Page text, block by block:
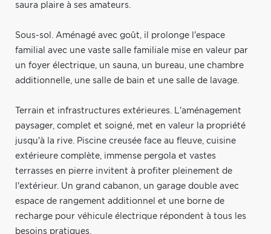
saura plaire à ses amateurs.
Sous-sol. Aménagé avec goût, il prolonge l'espace
familial avec une vaste salle familiale mise en valeur par
un foyer électrique, un sauna, un bureau, une chambre
additionnelle, une salle de bain et une salle de lavage.
Terrain et infrastructures extérieures. L'aménagement
paysager, complet et soigné, met en valeur la propriété
jusqu'à la rive. Piscine creusée face au fleuve, cuisine
extérieure complète, immense pergola et vastes
terrasses en pierre invitent à profiter pleinement de
l'extérieur. Un grand cabanon, un garage double avec
espace de rangement additionnel et une borne de
recharge pour véhicule électrique répondent à tous les
besoins pratiques.